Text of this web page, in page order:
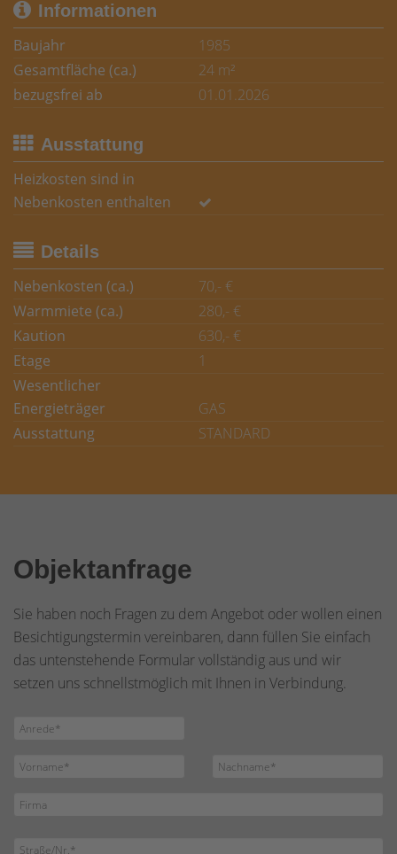
Informationen
Baujahr
1985
Gesamtfläche (ca.)
24 m²
bezugsfrei ab
01.01.2026
Ausstattung
Heizkosten sind in
Nebenkosten enthalten
Details
Nebenkosten (ca.)
70,- €
Warmmiete (ca.)
280,- €
Kaution
630,- €
Etage
1
Wesentlicher
Energieträger
GAS
Ausstattung
STANDARD
Objektanfrage
Sie haben noch Fragen zu dem Angebot oder wollen einen
Besichtigungstermin vereinbaren, dann füllen Sie einfach
das untenstehende Formular vollständig aus und wir
setzen uns schnellstmöglich mit Ihnen in Verbindung.